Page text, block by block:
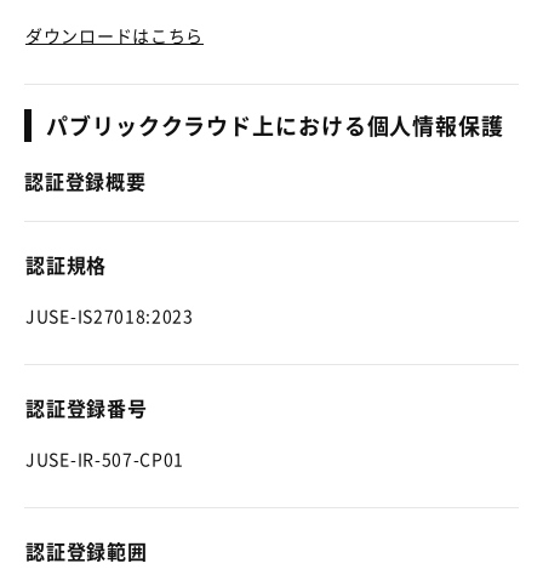
ダウンロードはこちら
パブリッククラウド上における個人情報保護
認証登録概要
認証規格
JUSE-IS27018:2023
認証登録番号
JUSE-IR-507-CP01
認証登録範囲